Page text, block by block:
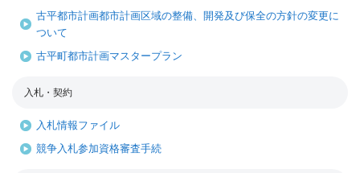
古平都市計画都市計画区域の整備、開発及び保全の方針の変更に
ついて
古平町都市計画マスタープラン
入札・契約
入札情報ファイル
競争入札参加資格審査手続